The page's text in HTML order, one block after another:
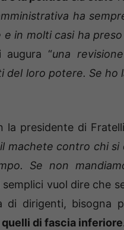
ha
in molti casi ha
augura “una
loro potere. Se ho
presidente di
machete contro chi
Se non
semplici vuol dire che
di dirigenti, bisogna
quelli di fascia inferiore